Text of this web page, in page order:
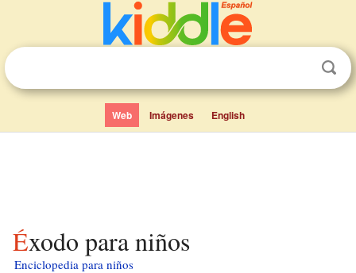
Web Imágenes English
Éxodo para niños
Enciclopedia para niños